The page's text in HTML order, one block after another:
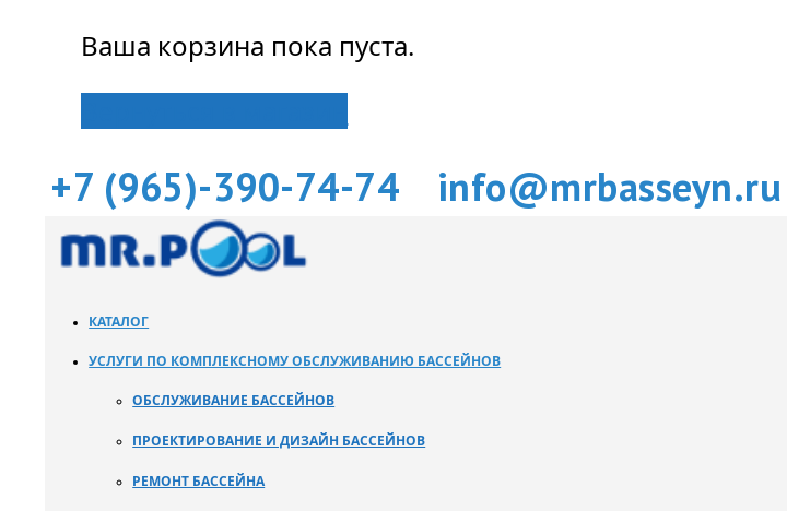
Ваша корзина пока пуста.
+7 (965)-390-74-74 info@mrbasseyn.ru
КАТАЛОГ
УСЛУГИ ПО КОМПЛЕКСНОМУ ОБСЛУЖИВАНИЮ БАССЕЙНОВ
ОБСЛУЖИВАНИЕ БАССЕЙНОВ
ПРОЕКТИРОВАНИЕ И ДИЗАЙН БАССЕЙНОВ
РЕМОНТ БАССЕЙНА